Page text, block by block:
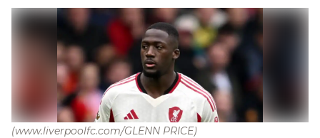
(www.liverpoolfc.com/GLENN PRICE)